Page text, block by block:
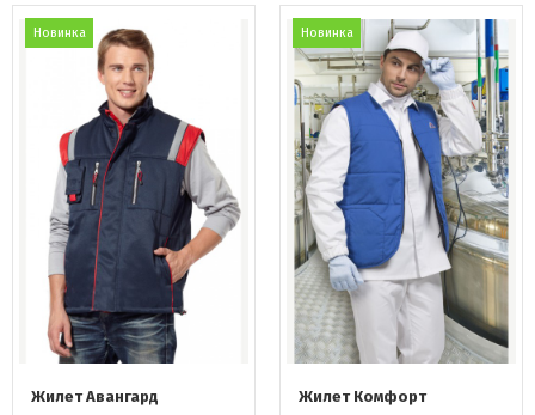
Новинка
Жилет Авангард
Новинка
Жилет Комфорт